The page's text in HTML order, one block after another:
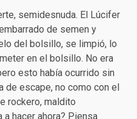
semidesnuda. El Lúcifer
de semen y
del bolsillo, se limpió, lo
en el bolsillo. No era
esto había ocurrido sin
de escape, no como con el
rockero, maldito
a hacer ahora? Piensa